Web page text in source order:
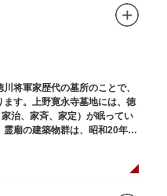
将軍家歴代の墓所のことで、
す。上野寛永寺墓地には、徳
治、家斉、家定）が眠ってい
霊廟の建築物群は、昭和20年